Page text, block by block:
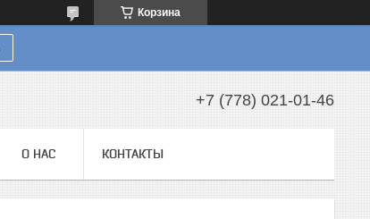
Корзина
+7 (778) 021-01-46
О НАС КОНТАКТЫ